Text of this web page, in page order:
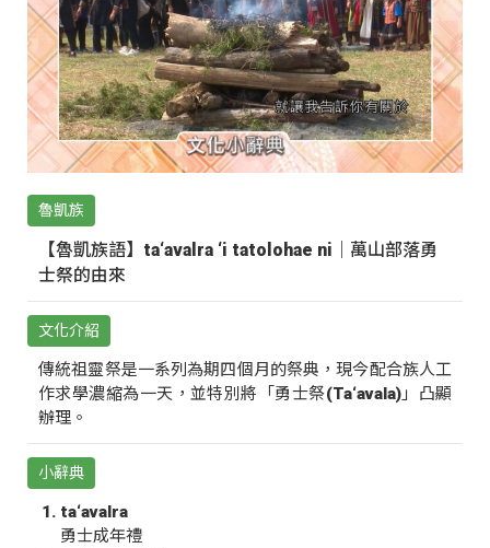
魯凱族
【魯凱族語】ta‘avalra ‘i tatolohae ni｜萬山部落勇
士祭的由來
文化介紹
傳統祖靈祭是一系列為期四個月的祭典，現今配合族人工
作求學濃縮為一天，並特別將「勇士祭(Ta‘avala)」凸顯
辦理。
小辭典
ta‘avalra
勇士成年禮